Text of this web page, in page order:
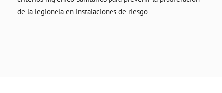
de la legionela en instalaciones de riesgo